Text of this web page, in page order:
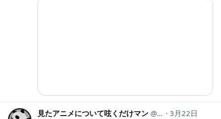
見たアニメについて呟くだけマン animeozy
3月22日